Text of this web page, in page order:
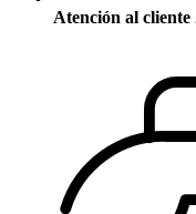
Atención al cliente